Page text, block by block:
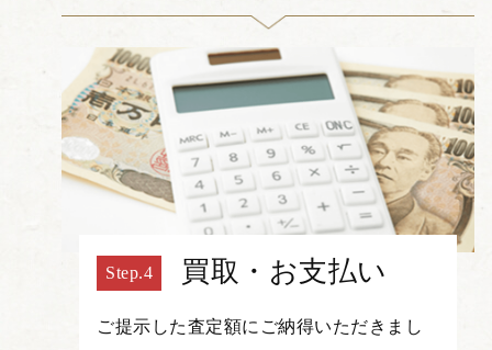
買取・お支払い
ご提示した査定額にご納得いただきまし